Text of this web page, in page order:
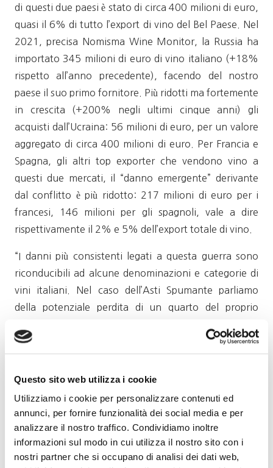
Questo sito web utilizza i cookie
Utilizziamo i cookie per personalizzare contenuti ed
annunci, per fornire funzionalità dei social media e per
analizzare il nostro traffico. Condividiamo inoltre
informazioni sul modo in cui utilizza il nostro sito con i
nostri partner che si occupano di analisi dei dati web,
di questi due paesi è stato di circa 400 milioni di euro,
quasi il 6% di tutto l’export di vino del Bel Paese. Nel
2021, precisa Nomisma Wine Monitor, la Russia ha
importato 345 milioni di euro di vino italiano (+18%
rispetto all’anno precedente), facendo del nostro
paese il suo primo fornitore. Più ridotti ma fortemente
in crescita (+200% negli ultimi cinque anni) gli
acquisti dall’Ucraina: 56 milioni di euro, per un valore
aggregato di circa 400 milioni di euro. Per Francia e
Spagna, gli altri top exporter che vendono vino a
questi due mercati, il “danno emergente” derivante
dal conflitto è più ridotto: 217 milioni di euro per i
francesi, 146 milioni per gli spagnoli, vale a dire
rispettivamente il 2% e 5% dell’export totale di vino.
“I danni più consistenti legati a questa guerra sono
riconducibili ad alcune denominazioni e categorie di
vini italiani. Nel caso dell’Asti Spumante parliamo
della potenziale perdita di un quarto del proprio
frontiera di spumanti generici italiani o del 13% di
Agroalimentare e Wine Monitor di Nomisma. I
frizzanti e spumanti dolci e con prezzi competitivi. Un
gradimento che finisce inevitabilmente per colpire i
produttori specializzati in queste tipologie, Italia in
primis. Anche per i vini fermi Dop italiani, Russia e